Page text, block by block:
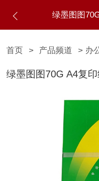
绿墨图图
首页 > 产品频道 > 办
绿墨图图70G A4复